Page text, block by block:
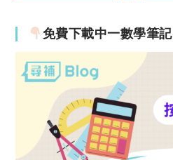
免費下載中一數學筆記